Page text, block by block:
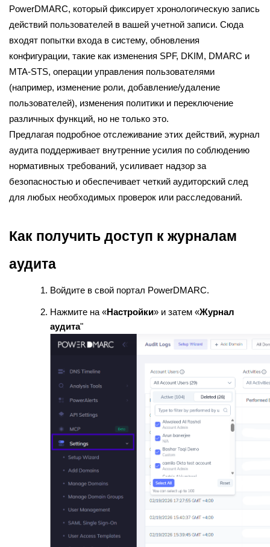
PowerDMARC, который фиксирует хронологическую запись
действий пользователей в вашей учетной записи. Сюда
входят попытки входа в систему, обновления
конфигурации, такие как изменения SPF, DKIM, DMARC и
MTA-STS, операции управления пользователями
(например, изменение роли, добавление/удаление
пользователей), изменения политики и переключение
различных функций, но не только это.
Предлагая подробное отслеживание этих действий, журнал
аудита поддерживает внутренние усилия по соблюдению
нормативных требований, усиливает надзор за
безопасностью и обеспечивает четкий аудиторский след
для любых необходимых проверок или расследований.
Как получить доступ к журналам
аудита
Войдите в свой портал PowerDMARC.
Нажмите на «Настройки» и затем «Журнал
аудита"